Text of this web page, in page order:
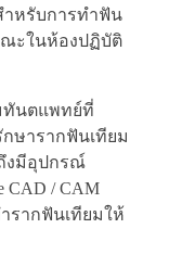
ำหรับการทำฟัน
ณะในห้องปฏิบัติ
ทันตแพทย์ที่
ษารากฟันเทียม
งมีอุปกรณ์
CAD / CAM
รากฟันเทียมให้